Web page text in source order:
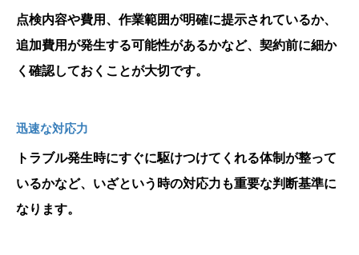
点検内容や費用、作業範囲が明確に提示されているか、
追加費用が発生する可能性があるかなど、契約前に細か
く確認しておくことが大切です。
迅速な対応力
トラブル発生時にすぐに駆けつけてくれる体制が整って
いるかなど、いざという時の対応力も重要な判断基準に
なります。